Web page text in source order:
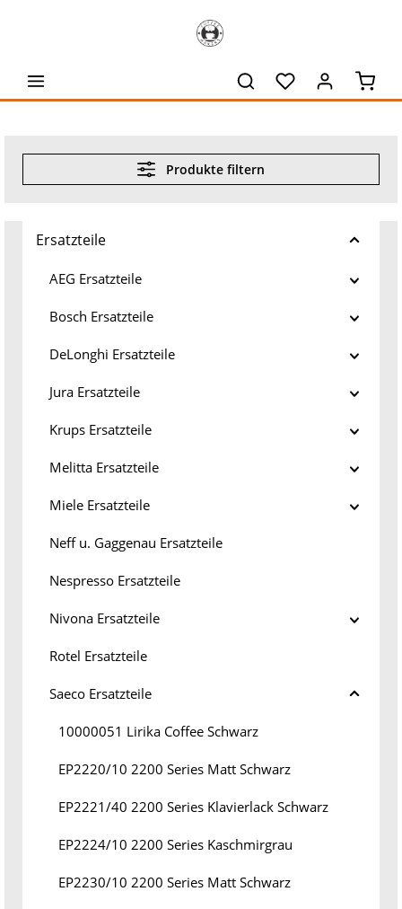
Produkte filtern
Ersatzteile
AEG Ersatzteile
Bosch Ersatzteile
DeLonghi Ersatzteile
Jura Ersatzteile
Krups Ersatzteile
Melitta Ersatzteile
Miele Ersatzteile
Neff u. Gaggenau Ersatzteile
Nespresso Ersatzteile
Nivona Ersatzteile
Rotel Ersatzteile
Saeco Ersatzteile
10000051 Lirika Coffee Schwarz
EP2220/10 2200 Series Matt Schwarz
EP2221/40 2200 Series Klavierlack Schwarz
EP2224/10 2200 Series Kaschmirgrau
EP2230/10 2200 Series Matt Schwarz